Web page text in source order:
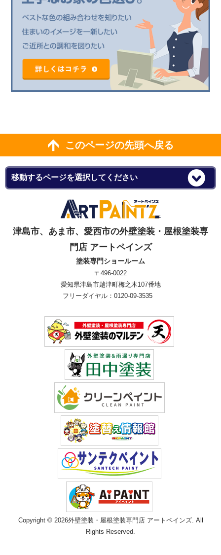
このページの先頭へ戻る
津島市、あま市、愛西市の外壁塗装・屋根塗装専
門店 アートペインズ
塗装専門ショールーム
〒496-0022
愛知県津島市越津町梅之木107番地
フリーダイヤル：0120-09-3535
Copyright © 2026外壁塗装・屋根塗装専門店 アートペインズ. All
Rights Reserved.